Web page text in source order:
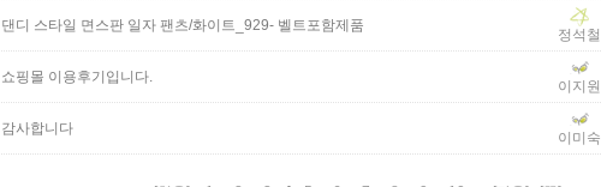
댄디 스타일 면스판 일자 팬츠/화이트_929- 벨트포함제품
정석철
쇼핑몰 이용후기입니다.
이지원
감사합니다
이미숙